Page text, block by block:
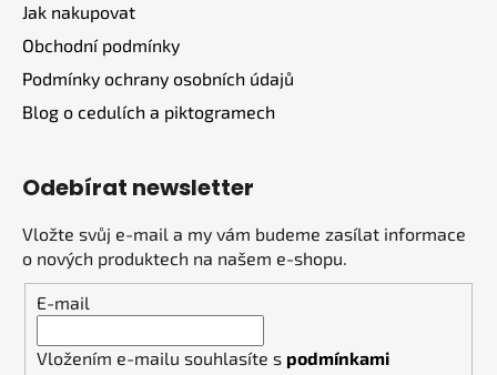
Jak nakupovat
Obchodní podmínky
Podmínky ochrany osobních údajů
Blog o cedulích a piktogramech
Odebírat newsletter
Vložte svůj e-mail a my vám budeme zasílat informace
o nových produktech na našem e-shopu.
E-mail
Vložením e-mailu souhlasíte s podmínkami